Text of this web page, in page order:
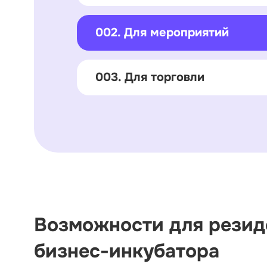
002. Для мероприятий
003. Для торговли
Возможности для
бизнес-инкубатора